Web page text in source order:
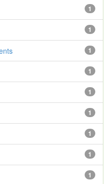
1
1
1
1
1
1
1
1
1